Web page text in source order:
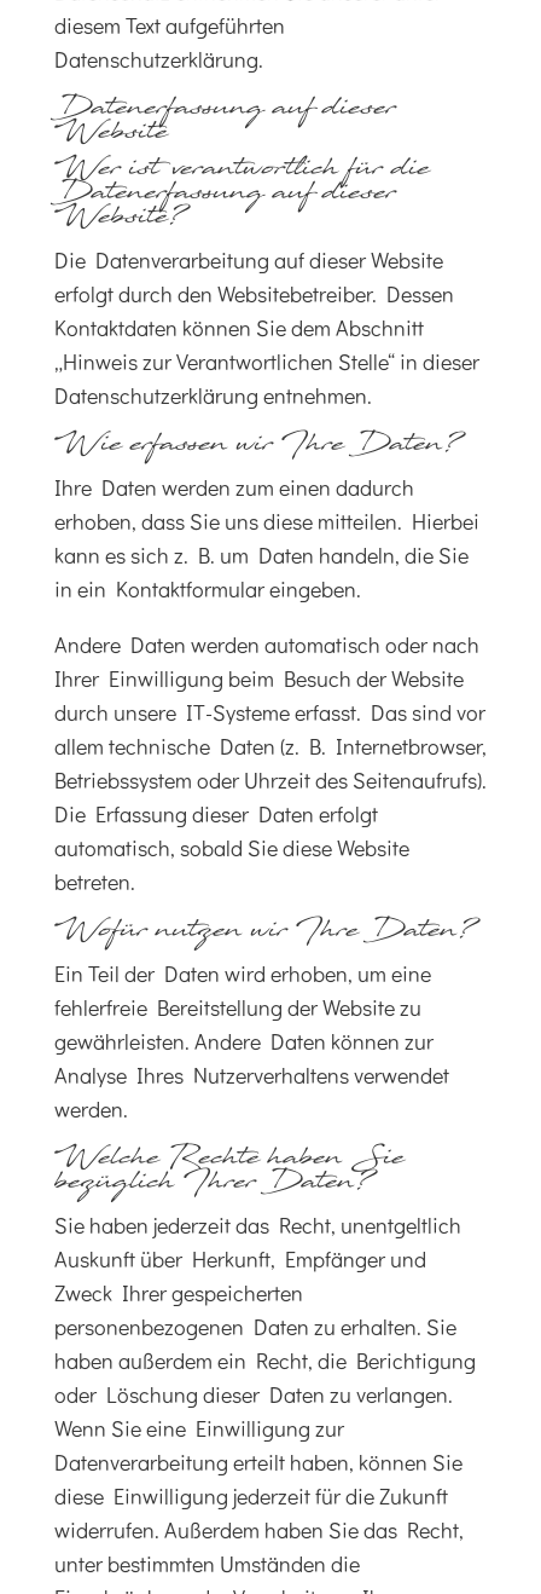
diesem Text aufgeführten
Datenschutzerklärung.
Datenerfassung auf dieser
Website
Wer ist verantwortlich für die
Datenerfassung auf dieser
Website?
Die Datenverarbeitung auf dieser Website
erfolgt durch den Websitebetreiber. Dessen
Kontaktdaten können Sie dem Abschnitt
„Hinweis zur Verantwortlichen Stelle“ in dieser
Datenschutzerklärung entnehmen.
Wie erfassen wir Ihre Daten?
Ihre Daten werden zum einen dadurch
erhoben, dass Sie uns diese mitteilen. Hierbei
kann es sich z. B. um Daten handeln, die Sie
in ein Kontaktformular eingeben.
Andere Daten werden automatisch oder nach
Ihrer Einwilligung beim Besuch der Website
durch unsere IT-Systeme erfasst. Das sind vor
allem technische Daten (z. B. Internetbrowser,
Betriebssystem oder Uhrzeit des Seitenaufrufs).
Die Erfassung dieser Daten erfolgt
automatisch, sobald Sie diese Website
betreten.
Wofür nutzen wir Ihre Daten?
Ein Teil der Daten wird erhoben, um eine
fehlerfreie Bereitstellung der Website zu
gewährleisten. Andere Daten können zur
Analyse Ihres Nutzerverhaltens verwendet
werden.
Welche Rechte haben Sie
bezüglich Ihrer Daten?
Sie haben jederzeit das Recht, unentgeltlich
Auskunft über Herkunft, Empfänger und
Zweck Ihrer gespeicherten
personenbezogenen Daten zu erhalten. Sie
haben außerdem ein Recht, die Berichtigung
oder Löschung dieser Daten zu verlangen.
Wenn Sie eine Einwilligung zur
Datenverarbeitung erteilt haben, können Sie
diese Einwilligung jederzeit für die Zukunft
widerrufen. Außerdem haben Sie das Recht,
unter bestimmten Umständen die